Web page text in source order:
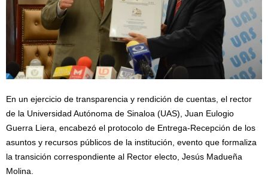
En un ejercicio de transparencia y rendición de cuentas, el rector
de la Universidad Autónoma de Sinaloa (UAS), Juan Eulogio
Guerra Liera, encabezó el protocolo de Entrega-Recepción de los
asuntos y recursos públicos de la institución, evento que formaliza
la transición correspondiente al Rector electo, Jesús Madueña
Molina.